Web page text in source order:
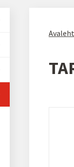
Avaleht